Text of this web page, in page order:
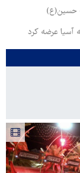
حسین(ع)